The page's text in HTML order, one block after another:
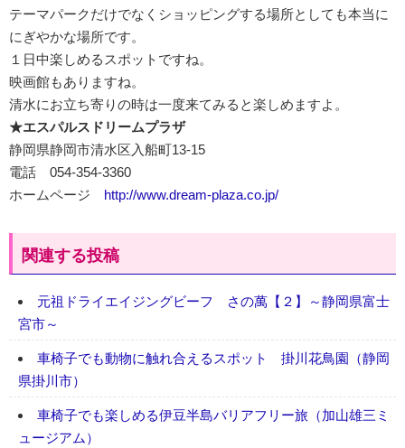
テーマパークだけでなくショッピングする場所としても本当に
にぎやかな場所です。
１日中楽しめるスポットですね。
映画館もありますね。
清水にお立ち寄りの時は一度来てみると楽しめますよ。
★エスパルスドリームプラザ
静岡県静岡市清水区入船町13-15
電話 054-354-3360
ホームページ http://www.dream-plaza.co.jp/
関連する投稿
元祖ドライエイジングビーフ さの萬【２】～静岡県富士
宮市～
車椅子でも動物に触れ合えるスポット 掛川花鳥園（静岡
県掛川市）
車椅子でも楽しめる伊豆半島バリアフリー旅（加山雄三ミ
ュージアム）